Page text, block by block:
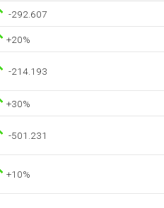
-292.607
+20%
-214.193
+30%
-501.231
+10%